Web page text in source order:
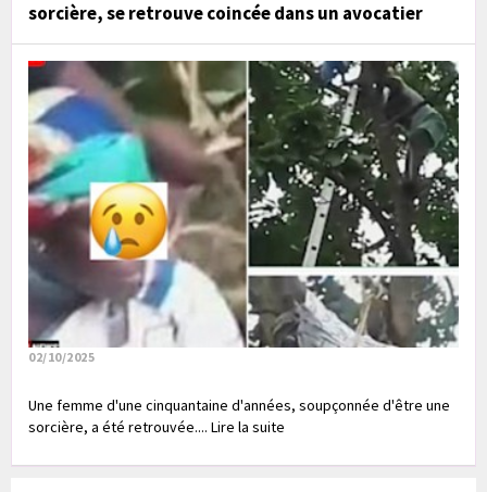
sorcière, se retrouve coincée dans un avocatier
02/10/2025
Une femme d'une cinquantaine d'années, soupçonnée d'être une
sorcière, a été retrouvée.... Lire la suite